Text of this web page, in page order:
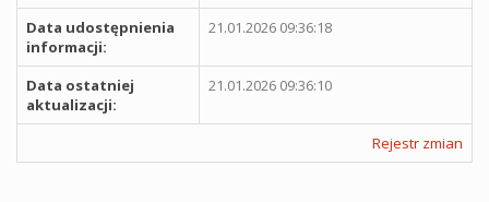
Data udostępnienia
informacji:
21.01.2026 09:36:18
Data ostatniej
aktualizacji:
21.01.2026 09:36:10
Rejestr zmian